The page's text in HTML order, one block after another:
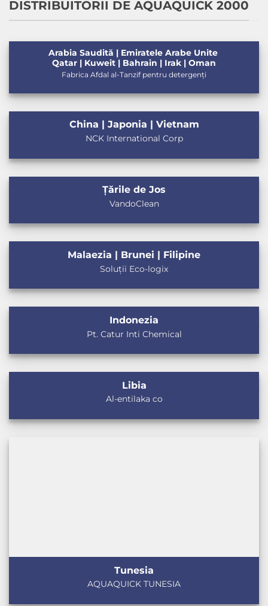
DISTRIBUITORII DE AQUAQUICK 2000
Arabia Saudită | Emiratele Arabe Unite
Qatar | Kuweit | Bahrain | Irak | Oman
Fabrica Afdal al-Tanzif pentru detergenți
China | Japonia | Vietnam
NCK International Corp
Țările de Jos
VandoClean
Malaezia | Brunei | Filipine
Soluții Eco-logix
Indonezia
Pt. Catur Inti Chemical
Libia
Al-entilaka co
Tunesia
AQUAQUICK TUNESIA